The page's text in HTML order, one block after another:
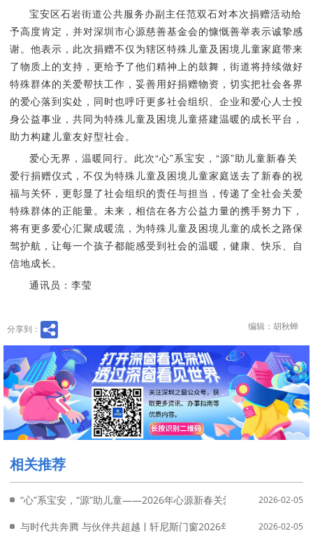
宝安区石岩街道公共服务办副主任范双石对本次捐赠活动给
予高度肯定，并对深圳市心源慈善基金会的慷慨善举表示诚挚感
谢。他表示，此次捐赠不仅为辖区特殊儿童及困境儿童家庭带来
了物质上的支持，更给予了他们精神上的鼓舞，街道将持续做好
特殊群体的关爱帮扶工作，妥善用好捐赠物资，切实把社会各界
的爱心落到实处，同时也呼吁更多社会组织、企业和爱心人士投
身公益事业，共同为特殊儿童及困境儿童搭建温暖的成长平台，
助力构建儿童友好型社会。
爱心无界，温暖同行。此次“心”系宝安，“源”助儿童新春关
爱行捐赠仪式，不仅为特殊儿童及困境儿童家庭送去了新春的祝
福与关怀，更彰显了社会组织的责任与担当，传递了全社会关爱
特殊群体的正能量。未来，相信在各方公益力量的携手努力下，
将有更多爱心汇聚成暖流，为特殊儿童及困境儿童的成长之路保
驾护航，让每一个孩子都能感受到社会的温暖，健康、快乐、自
信地成长。
通讯员：李莹
分享到： 编辑：胡秋蝉
相关推荐
“心”系宝安，“源”助儿童——2026年心源新春关爱行捐赠仪式圆满落
2026-02-05
与时代共奔腾 与伙伴共超越ￜ轩尼斯门窗2026年度盛典圆满落幕
2026-02-05